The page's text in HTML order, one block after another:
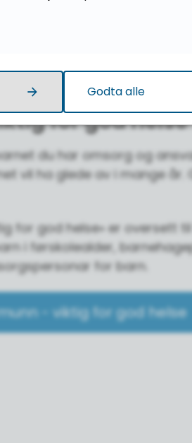
for god helse
du har omsorg og
vil ha glede av i mange år.
for god helse» er oversett til
i førskolealder,
for barn.
munn - viktig for god helse
Godta alle